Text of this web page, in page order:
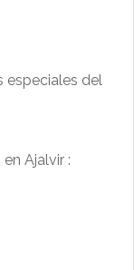
especiales del
Ajalvir :